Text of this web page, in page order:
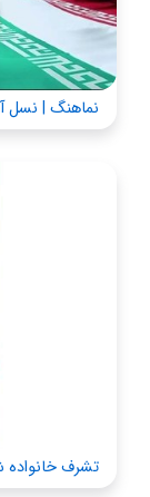
نماهنگ | نسل
تشرف